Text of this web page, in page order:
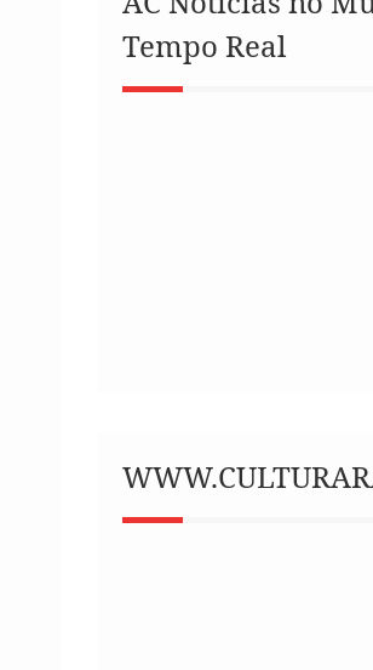
Tempo Real